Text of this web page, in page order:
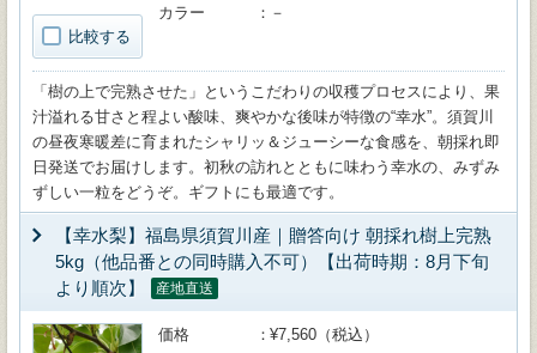
比較する
カラー －
「樹の上で完熟させた」というこだわりの収穫プロセスにより、果
汁溢れる甘さと程よい酸味、爽やかな後味が特徴の“幸水”。須賀川
の昼夜寒暖差に育まれたシャリッ＆ジューシーな食感を、朝採れ即
日発送でお届けします。初秋の訪れとともに味わう幸水の、みずみ
ずしい一粒をどうぞ。ギフトにも最適です。
【幸水梨】福島県須賀川産｜贈答向け 朝採れ樹上完熟
5kg（他品番との同時購入不可）【出荷時期：8月下旬
より順次】
産地直送
価格
¥7,560（税込）